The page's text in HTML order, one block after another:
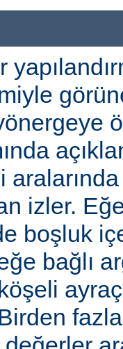
izler.
boşluk
bağlı